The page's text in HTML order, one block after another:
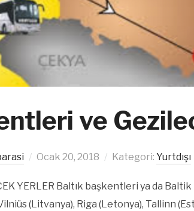
ve
Ocak 20, 2018 Kategori: Yurtdışı
YERLER Baltık başkentleri ya da
(Litvanya), Riga (Letonya), Tallinn